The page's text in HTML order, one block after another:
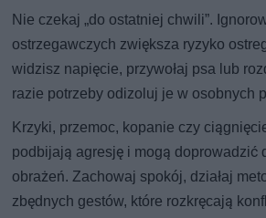
Nie czekaj „do ostatniej chwili”.
ostrzegawczych zwiększa ryzyko
widzisz napięcie, przywołaj psa lub
razie potrzeby odizoluj je w osobnych
Krzyki, przemoc, kopanie czy
podbijają agresję i mogą doprowadzić
obrażeń. Zachowaj spokój, działaj
zbędnych gestów, które rozkręcają